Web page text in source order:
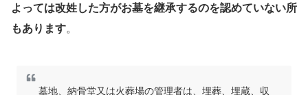
よっては改姓した方がお墓を継承するのを認めていない所
もあります。
墓地、納骨堂又は火葬場の管理者は、埋葬、埋蔵、収